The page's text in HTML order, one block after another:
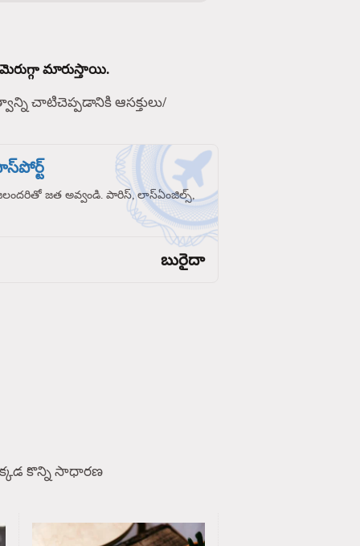
మారుస్తాయి.
చాటిచెప్పడానికి ఆసక్తులు/
జత అవ్వండి. పారిస్, లాస్‌ఏంజిల్స్,
బురైదా
కొన్ని సాధారణ